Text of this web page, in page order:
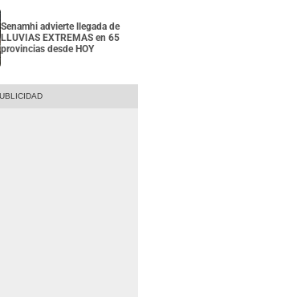
Senamhi advierte llegada de
LLUVIAS EXTREMAS en 65
provincias desde HOY